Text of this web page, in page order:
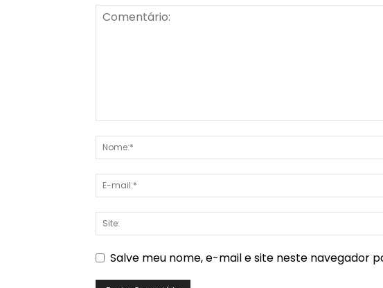
Salve meu nome, e-mail e site neste navegador